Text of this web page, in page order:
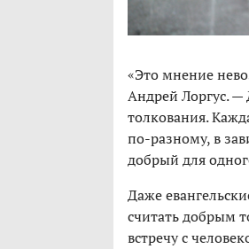
«Это мнение
Андрей Лоргус. —
толкования.
по-разному, в
добрый для
Даже
считать добрым
встречу с